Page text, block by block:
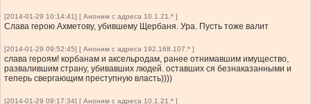
[2014-01-29 10:14:41] [ Аноним с адреса 10.1.21.* ]
Слава герою Ахметову, убившему Щербаня. Ура. Пусть тоже валит
[2014-01-29 09:52:45] [ Аноним с адреса 192.168.107.* ]
слава героям! корбанам и аксельродам, ранее отнимавшим имущество,
развалившим страну, убивавших людей. оставших ся безнаказанными и
теперь свергающим преступную власть))))
[2014-01-29 09:17:34] [ Аноним с адреса 10.1.21.* ]